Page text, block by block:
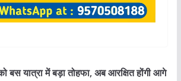
बस यात्रा में बड़ा तोहफा, अब आरक्षित होंगी आगे